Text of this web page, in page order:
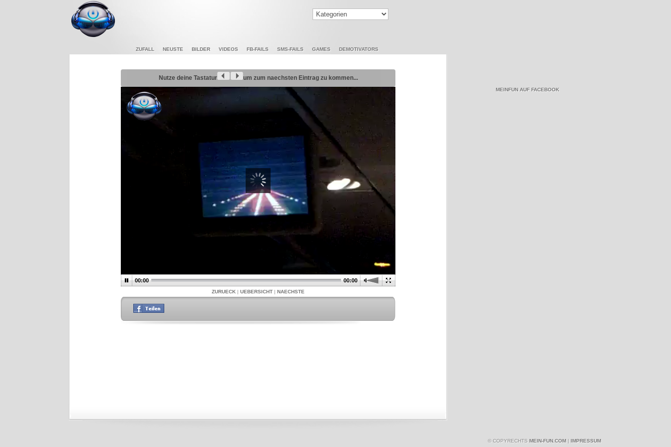
ZUFALL NEUSTE BILDER VIDEOS FB-FAILS SMS-FAILS GAMES DEMOTIVATORS
Nutze deine Tastatur um zum naechsten Eintrag zu kommen...
00:00 00:00
ZURUECK | UEBERSICHT | NAECHSTE
MEINFUN AUF FACEBOOK
© COPYRECHTS MEIN-FUN.COM | IMPRESSUM